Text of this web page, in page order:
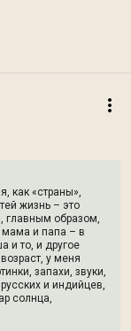
как «страны»,
жизнь – это
главным образом,
мама и папа – в
и то, и другое
у меня
запахи, звуки,
и индийцев,
солнца,